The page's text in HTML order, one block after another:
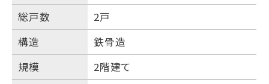
総戸数
2戸
構造
鉄骨造
規模
2階建て